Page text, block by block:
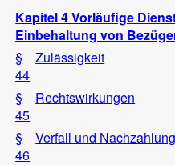
Kapitel 4 Vorläufige
Einbehaltung von
§
44
Zulässigkeit
§
45
Rechtswirkungen
§
46
Verfall und